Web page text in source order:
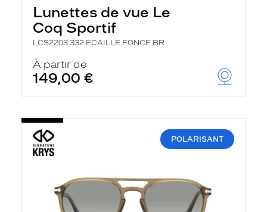
Lunettes de vue Le
Coq Sportif
LCS2203 332 ECAILLE FONCE BR
À partir de
149,00 €
POLARISANT